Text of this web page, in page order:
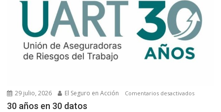
nuevos
29 julio, 2026 El Seguro en Acción Comentarios desactivadosen
30 años en 30 datos